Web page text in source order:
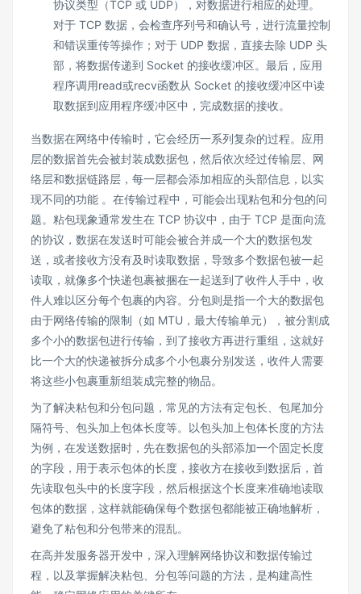
协议类型（TCP 或 UDP），对数据进行相应的处理。
对于 TCP 数据，会检查序列号和确认号，进行流量控制
和错误重传等操作；对于 UDP 数据，直接去除 UDP 头
部，将数据传递到 Socket 的接收缓冲区。最后，应用
程序调用read或recv函数从 Socket 的接收缓冲区中读
取数据到应用程序缓冲区中，完成数据的接收。
当数据在网络中传输时，它会经历一系列复杂的过程。应用
层的数据首先会被封装成数据包，然后依次经过传输层、网
络层和数据链路层，每一层都会添加相应的头部信息，以实
现不同的功能 。在传输过程中，可能会出现粘包和分包的问
题。粘包现象通常发生在 TCP 协议中，由于 TCP 是面向流
的协议，数据在发送时可能会被合并成一个大的数据包发
送，或者接收方没有及时读取数据，导致多个数据包被一起
读取，就像多个快递包裹被捆在一起送到了收件人手中，收
件人难以区分每个包裹的内容。分包则是指一个大的数据包
由于网络传输的限制（如 MTU，最大传输单元），被分割成
多个小的数据包进行传输，到了接收方再进行重组，这就好
比一个大的快递被拆分成多个小包裹分别发送，收件人需要
将这些小包裹重新组装成完整的物品。
为了解决粘包和分包问题，常见的方法有定包长、包尾加分
隔符号、包头加上包体长度等。以包头加上包体长度的方法
为例，在发送数据时，先在数据包的头部添加一个固定长度
的字段，用于表示包体的长度，接收方在接收到数据后，首
先读取包头中的长度字段，然后根据这个长度来准确地读取
包体的数据，这样就能确保每个数据包都能被正确地解析，
避免了粘包和分包带来的混乱。
在高并发服务器开发中，深入理解网络协议和数据传输过
程，以及掌握解决粘包、分包等问题的方法，是构建高性